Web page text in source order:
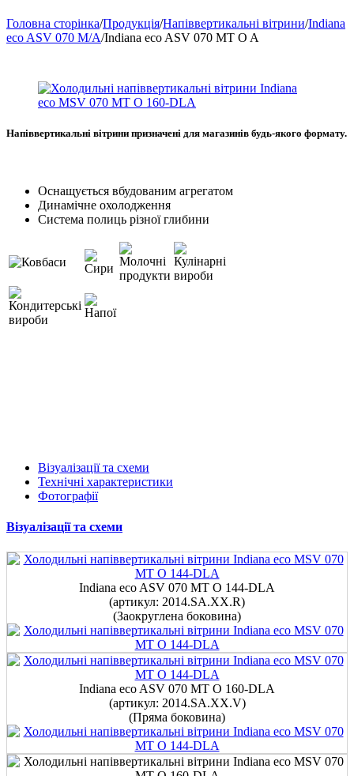
Головна сторінка/Продукція/Напіввертикальні вітрини/Indiana
eco ASV 070 M/A/Indiana eco ASV 070 MT O A
Напіввертикальні вітрини призначені для магазинів будь-якого формату.
Oснащується вбудованим агрегатом
Динамічне охолодження
Система полиць різної глибини
Візуалізації та схеми
Технічні характеристики
Фотографії
Візуалізації та схеми
Indiana eco ASV 070 MT O 144-DLA
(артикул: 2014.SА.ХХ.R)
(Заокруглена боковина)
Indiana eco ASV 070 MT O 160-DLA
(артикул: 2014.SА.ХХ.V)
(Пряма боковина)